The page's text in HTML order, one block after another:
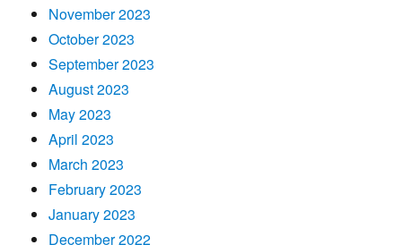
November 2023
October 2023
September 2023
August 2023
May 2023
April 2023
March 2023
February 2023
January 2023
December 2022